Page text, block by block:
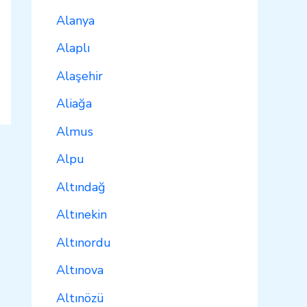
Alanya
Alaplı
Alaşehir
Aliağa
Almus
Alpu
Altındağ
Altınekin
Altınordu
Altınova
Altınözü